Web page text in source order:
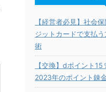
【経営者必見】社会
ジットカードで支払
術
【交換】dポイント
2023年のポイント錬